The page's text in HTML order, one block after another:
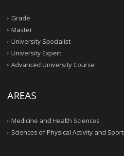
Grade
Master
University Specialist
University Expert
Advanced University Course
AREAS
Medicine and Health Sciences
Sciences of Physical Activity and Sport